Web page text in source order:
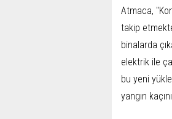
Atmaca,
takip
binalarda
elektrik ile
bu yeni
yangın